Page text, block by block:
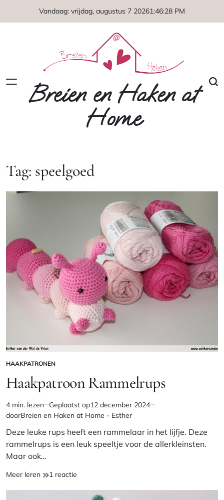
Vandaag: vrijdag, augustus 7 20261:46:28 PM
Breien en Haken at
Home
Tag: speelgoed
GEPLAATST
IN
HAAKPATRONEN
Haakpatroon Rammelrups
Geschatte
leestijd
4 min. lezen Geplaatst op12 december 2024
doorBreien en Haken at Home - Esther
Deze leuke rups heeft een rammelaar in het lijfje. Deze
rammelrups is een leuk speeltje voor de allerkleinsten.
Maar ook…
Meer leren Haakpatroon
1 reactie
Rammelrups